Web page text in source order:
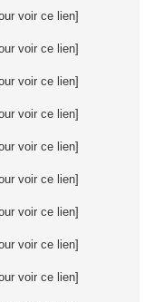
voir ce lien]
voir ce lien]
voir ce lien]
voir ce lien]
voir ce lien]
voir ce lien]
voir ce lien]
voir ce lien]
voir ce lien]